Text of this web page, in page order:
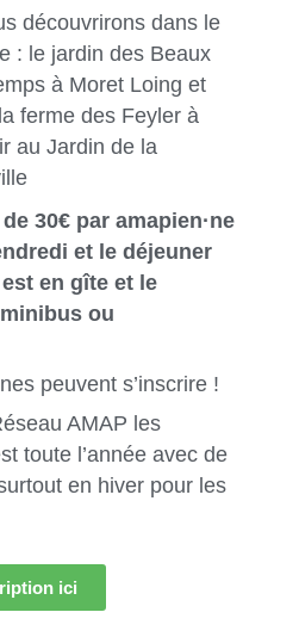
découvrirons dans le
: le jardin des Beaux
à Moret Loing et
ferme des Feyler à
au Jardin de la
30€ par amapien·ne
et le déjeuner
en gîte et le
ou
peuvent s’inscrire !
AMAP les
toute l’année avec de
en hiver pour les
ici